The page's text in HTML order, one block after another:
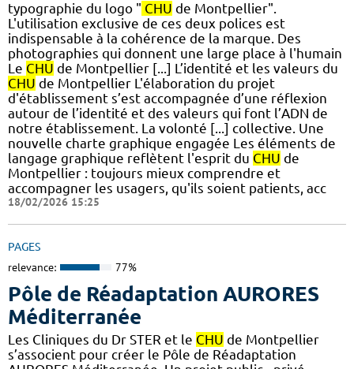
typographie du logo " CHU de Montpellier".
L'utilisation exclusive de ces deux polices est
indispensable à la cohérence de la marque. Des
photographies qui donnent une large place à l'humain
Le CHU de Montpellier [...] L’identité et les valeurs du
CHU de Montpellier L'élaboration du projet
d'établissement s’est accompagnée d’une réflexion
autour de l’identité et des valeurs qui font l’ADN de
notre établissement. La volonté [...] collective.​ Une
nouvelle charte graphique engagée Les éléments de
langage graphique reflètent l'esprit du CHU de
Montpellier : toujours mieux comprendre et
accompagner les usagers, qu'ils soient patients, acc
18/02/2026 15:25
PAGES
relevance: 77%
Pôle de Réadaptation AURORES
Méditerranée
Les Cliniques du Dr STER et le CHU de Montpellier
s’associent pour créer le Pôle de Réadaptation